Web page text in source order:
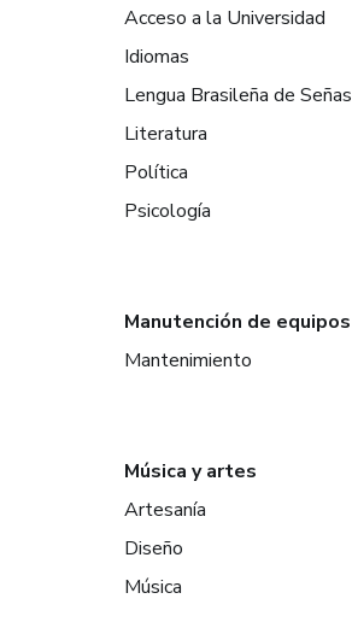
Acceso a la Universidad
Idiomas
Lengua Brasileña de Señas
Literatura
Política
Psicología
Manutención de equipos
Mantenimiento
Música y artes
Artesanía
Diseño
Música